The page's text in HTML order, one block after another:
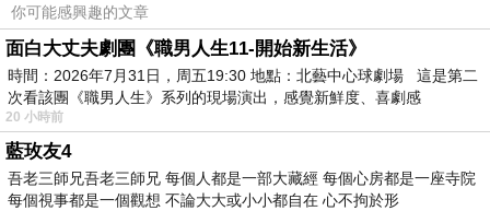
真的是穿上去嚇屎我🤣🤣🤣
到底為什麼會這麼厲害呢
廢話不多說，我們直接來介紹
等不及的人可以
你可能感興趣的文章
面白大丈夫劇團《職男人生11-開始新生活》
時間：2026年7月31日，周五19:30 地點：北藝中心球劇場 這是第二
次看該團《職男人生》系列的現場演出，感覺新鮮度、喜劇感
20 小時前
藍玫友4
吾老三師兄吾老三師兄 每個人都是一部大藏經 每個心房都是一座寺院
每個視事都是一個觀想 不論大大或小小都自在 心不拘於形